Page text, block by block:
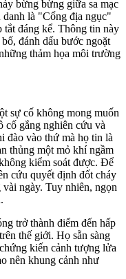
bừng bừng giữa sa mạc
là "Cổng địa ngục"
tắt đáng kể. Thông tin này
đánh dấu bước ngoặt
thảm họa môi trường
sự cố không mong muốn
cố gắng nghiên cứu và
đào vào thứ mà họ tin là
thủng một mỏ khí ngầm
kiểm soát được. Để
cứu quyết định đốt cháy
ngày. Tuy nhiên, ngọn
trở thành điểm đến hấp
thế giới. Họ sẵn sàng
kiến cảnh tượng lửa
nên khung cảnh như